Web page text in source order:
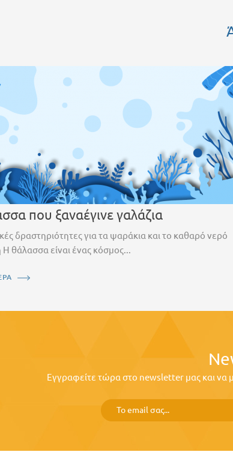
που ξαναέγινε γαλάζια
δραστηριότητες για τα ψαράκια και το καθαρό νερό
θάλασσα είναι ένας κόσμος...
Εγγραφείτε τώρα στο newsletter μας και να